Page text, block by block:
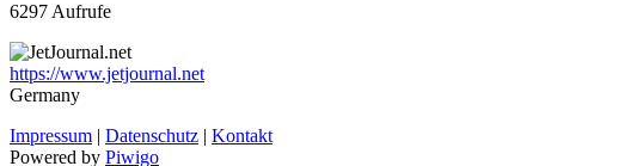
6297 Aufrufe
https://www.jetjournal.net
Germany
Impressum | Datenschutz | Kontakt
Powered by Piwigo